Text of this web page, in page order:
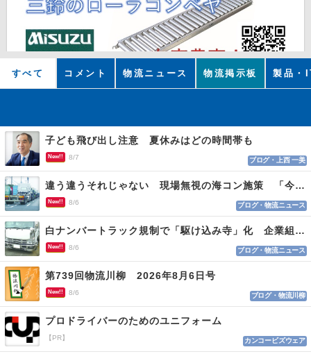
すべて コメント 物流ニュース 物流掲示板 製品・
子ども飛び出し注意 夏休みはどの時間帯も
New!! 8/7 ブログ・上西 一美
違う違うそれじゃない 現場無視の海コン施策 「今でも平均２～３時間は待つ」
New!! 8/6 ブログ・物流ニュース
白ナンバートラック規制で「駆け込み寺」化 企業組合が入会基準を見直しへ
New!! 8/6 ブログ・物流ニュース
第739回物流川柳 2026年8月6日号
New!! 8/6 ブログ・物流川柳
プロドライバーのためのユニフォーム
【PR】 カンコービズウェア